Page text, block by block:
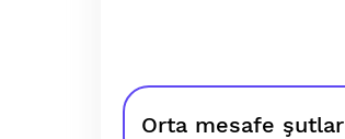
Orta mesafe şutlar